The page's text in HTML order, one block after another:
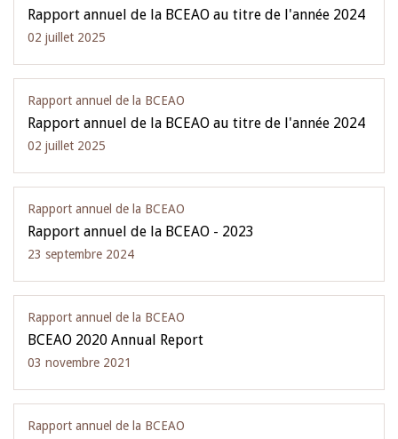
Rapport annuel de la BCEAO au titre de l'année 2024
02 juillet 2025
Rapport annuel de la BCEAO
Rapport annuel de la BCEAO au titre de l'année 2024
02 juillet 2025
Rapport annuel de la BCEAO
Rapport annuel de la BCEAO - 2023
23 septembre 2024
Rapport annuel de la BCEAO
BCEAO 2020 Annual Report
03 novembre 2021
Rapport annuel de la BCEAO